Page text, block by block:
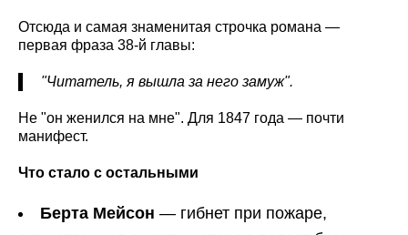
Отсюда и самая знаменитая строчка романа —
первая фраза 38-й главы:
"Читатель, я вышла за него замуж".
Не "он женился на мне". Для 1847 года — почти
манифест.
Что стало с остальными
Берта Мейсон — гибнет при пожаре,